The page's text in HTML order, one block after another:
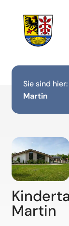
Sie sind hier:
Martin
Martin